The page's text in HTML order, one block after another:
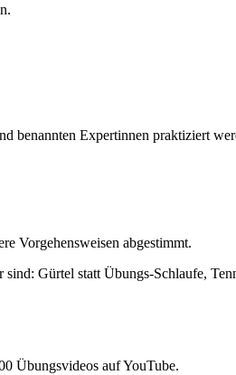
benannten Expertinnen praktiziert
Vorgehensweisen abgestimmt.
Gürtel statt Übungs-Schlaufe,
Übungsvideos auf YouTube.